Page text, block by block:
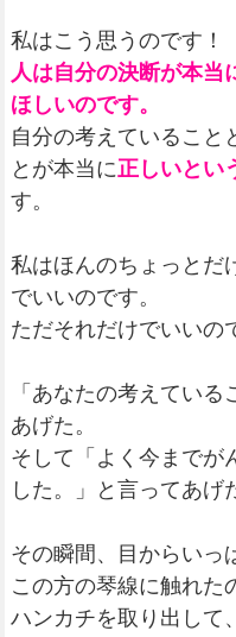
私はこう思うのです！
人は自分の決断が本当
ほしいのです。
自分の考えていること
とが本当に正しいとい
す。
私はほんのちょっとだ
でいいのです。
ただそれだけでいいの
「あなたの考えてい
あげた。
そして「よく今までが
した。」と言ってあげ
その瞬間、目からいっ
この方の琴線に触れた
ハンカチを取り出して